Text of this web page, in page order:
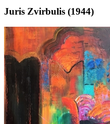
Juris Zvirbulis (1944)